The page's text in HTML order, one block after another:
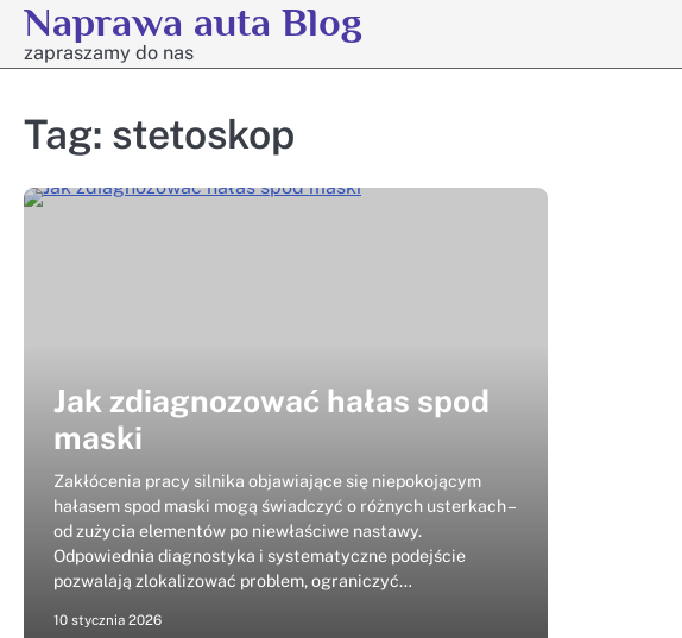
Skip
content
Naprawa auta Blog
zapraszamy do nas
Tag: stetoskop
Jak zdiagnozować hałas spod
maski
Zakłócenia pracy silnika objawiające się niepokojącym
hałasem spod maski mogą świadczyć o różnych usterkach –
od zużycia elementów po niewłaściwe nastawy.
Odpowiednia diagnostyka i systematyczne podejście
pozwalają zlokalizować problem, ograniczyć…
10 stycznia 2026